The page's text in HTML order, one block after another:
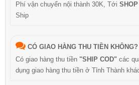
Phí vận chuyển nội thành 30K, Tới SHOP
Ship
CÓ GIAO HÀNG THU TIỀN KHÔNG?
Có giao hàng thu tiền "SHIP COD" các
dụng giao hàng thu tiền ở Tỉnh Thành